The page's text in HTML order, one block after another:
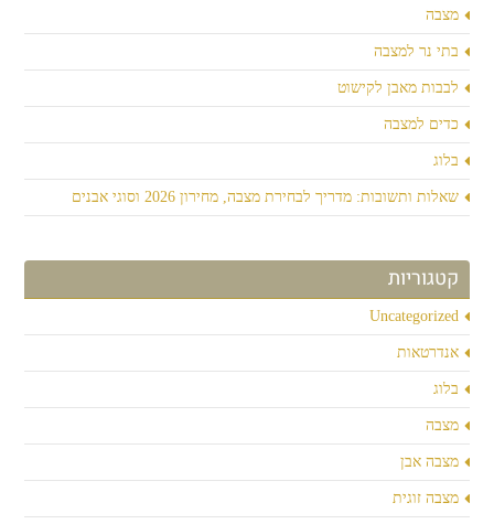
מצבה
בתי נר למצבה
לבבות מאבן לקישוט
כדים למצבה
בלוג
שאלות ותשובות: מדריך לבחירת מצבה, מחירון 2026 וסוגי אבנים
קטגוריות
Uncategorized
אנדרטאות
בלוג
מצבה
מצבה אבן
מצבה זוגית